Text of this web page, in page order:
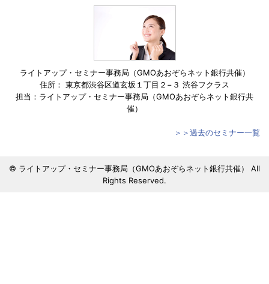
ライトアップ・セミナー事務局（GMOあおぞらネット銀行共催）
住所： 東京都渋谷区道玄坂１丁目２−３ 渋谷フクラス
担当：ライトアップ・セミナー事務局（GMOあおぞらネット銀行共
催）
＞＞過去のセミナー一覧
© ライトアップ・セミナー事務局（GMOあおぞらネット銀行共催） All
Rights Reserved.